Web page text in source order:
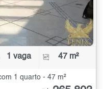
1 vaga 47 m²
1 quarto - 47 m²